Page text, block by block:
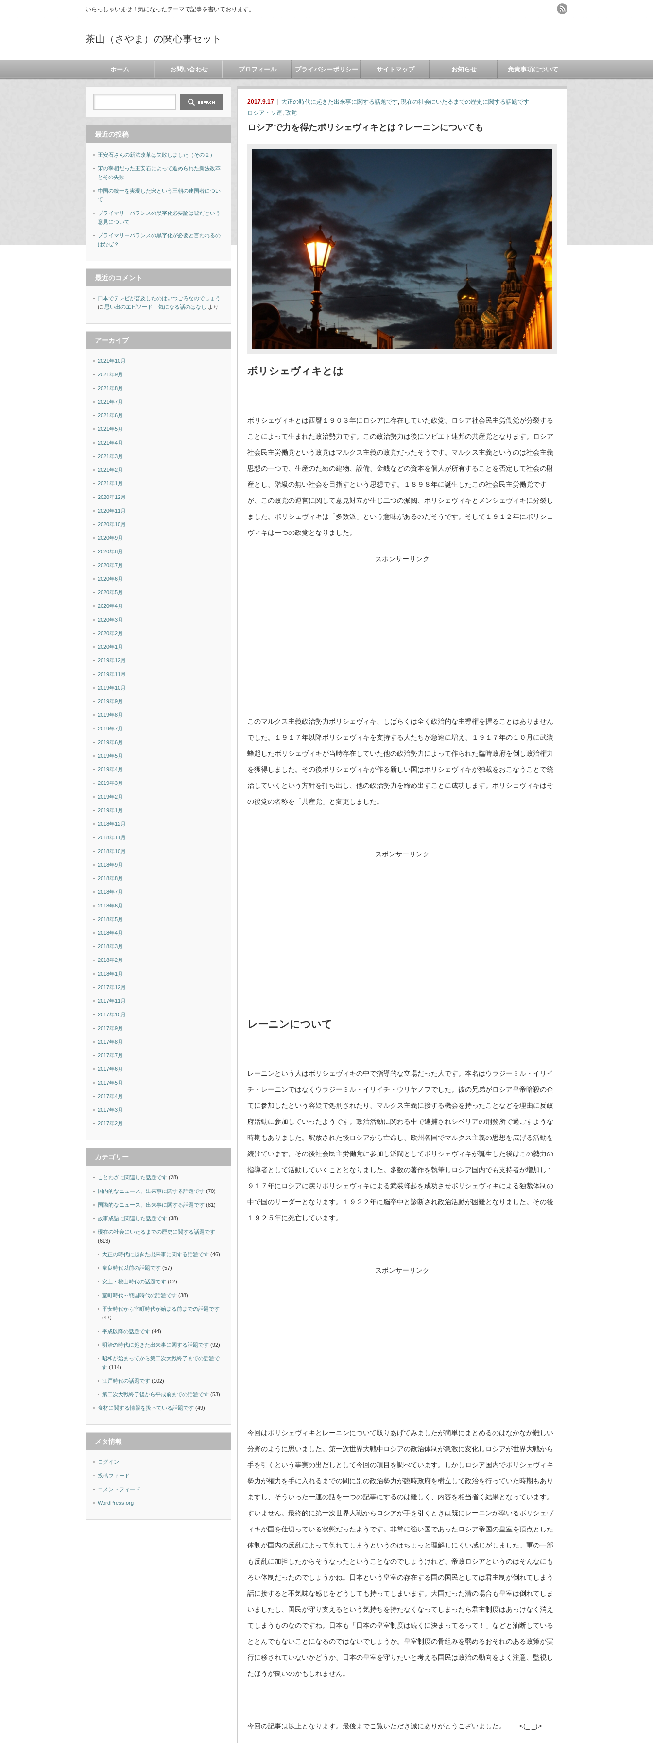
いらっしゃいませ！気になったテーマで記事を書いております。
茶山（さやま）の関心事セット
ホーム お問い合わせ プロフィール プライバシーポリシー サイトマップ お知らせ 免責事項について
2017.9.17 大正の時代に起きた出来事に関する話題です, 現在の社会にいたるまでの歴史に関する話題です
ロシア・ソ連, 政党
ロシアで力を得たボリシェヴィキとは？レーニンについても
ボリシェヴィキとは
ボリシェヴィキとは西暦１９０３年にロシアに存在していた政党、ロシア社会民主労働党が分裂する
ことによって生まれた政治勢力です。この政治勢力は後にソビエト連邦の共産党となります。ロシア
社会民主労働党という政党はマルクス主義の政党だったそうです。マルクス主義というのは社会主義
思想の一つで、生産のための建物、設備、金銭などの資本を個人が所有することを否定して社会の財
産とし、階級の無い社会を目指すという思想です。１８９８年に誕生したこの社会民主労働党です
が、この政党の運営に関して意見対立が生じ二つの派閥、ボリシェヴィキとメンシェヴィキに分裂し
ました。ボリシェヴィキは「多数派」という意味があるのだそうです。そして１９１２年にボリシェ
ヴィキは一つの政党となりました。
スポンサーリンク
このマルクス主義政治勢力ボリシェヴィキ、しばらくは全く政治的な主導権を握ることはありません
でした。１９１７年以降ボリシェヴィキを支持する人たちが急速に増え、１９１７年の１０月に武装
蜂起したボリシェヴィキが当時存在していた他の政治勢力によって作られた臨時政府を倒し政治権力
を獲得しました。その後ボリシェヴィキが作る新しい国はボリシェヴィキが独裁をおこなうことで統
治していくという方針を打ち出し、他の政治勢力を締め出すことに成功します。ボリシェヴィキはそ
の後党の名称を「共産党」と変更しました。
スポンサーリンク
レーニンについて
レーニンという人はボリシェヴィキの中で指導的な立場だった人です。本名はウラジーミル・イリイ
チ・レーニンではなくウラジーミル・イリイチ・ウリヤノフでした。彼の兄弟がロシア皇帝暗殺の企
てに参加したという容疑で処刑されたり、マルクス主義に接する機会を持ったことなどを理由に反政
府活動に参加していったようです。政治活動に関わる中で逮捕されシベリアの刑務所で過ごすような
時期もありました。釈放された後ロシアから亡命し、欧州各国でマルクス主義の思想を広げる活動を
続けています。その後社会民主労働党に参加し派閥としてボリシェヴィキが誕生した後はこの勢力の
指導者として活動していくこととなりました。多数の著作を執筆しロシア国内でも支持者が増加し１
９１７年にロシアに戻りボリシェヴィキによる武装蜂起を成功させボリシェヴィキによる独裁体制の
中で国のリーダーとなります。１９２２年に脳卒中と診断され政治活動が困難となりました。その後
１９２５年に死亡しています。
スポンサーリンク
今回はボリシェヴィキとレーニンについて取りあげてみましたが簡単にまとめるのはなかなか難しい
分野のように思いました。第一次世界大戦中ロシアの政治体制が急激に変化しロシアが世界大戦から
手を引くという事実の出だしとして今回の項目を調べています。しかしロシア国内でボリシェヴィキ
勢力が権力を手に入れるまでの間に別の政治勢力が臨時政府を樹立して政治を行っていた時期もあり
ますし、そういった一連の話を一つの記事にするのは難しく、内容を相当省く結果となっています。
すいません。最終的に第一次世界大戦からロシアが手を引くときは既にレーニンが率いるボリシェヴ
ィキが国を仕切っている状態だったようです。非常に強い国であったロシア帝国の皇室を頂点とした
体制が国内の反乱によって倒れてしまうというのはちょっと理解しにくい感じがしました。軍の一部
も反乱に加担したからそうなったということなのでしょうけれど、帝政ロシアというのはそんなにも
ろい体制だったのでしょうかね。日本という皇室の存在する国の国民としては君主制が倒れてしまう
話に接すると不気味な感じをどうしても持ってしまいます。大国だった清の場合も皇室は倒れてしま
いましたし、国民が守り支えるという気持ちを持たなくなってしまったら君主制度はあっけなく消え
てしまうものなのですね。日本も「日本の皇室制度は続くに決まってるって！」などと油断している
ととんでもないことになるのではないでしょうか。皇室制度の骨組みを弱めるおそれのある政策が実
行に移されていないかどうか、日本の皇室を守りたいと考える国民は政治の動向をよく注意、監視し
たほうが良いのかもしれません。
今回の記事は以上となります。最後までご覧いただき誠にありがとうございました。 <(_ _)>
最近の投稿
王安石さんの新法改革は失敗しました（その２）
宋の宰相だった王安石によって進められた新法改革
とその失敗
中国の統一を実現した宋という王朝の建国者につい
て
プライマリーバランスの黒字化必要論は嘘だという
意見について
プライマリーバランスの黒字化が必要と言われるの
はなぜ？
最近のコメント
日本でテレビが普及したのはいつごろなのでしょう
に 思い出のエピソード – 気になる話のはなし より
アーカイブ
2021年10月
2021年9月
2021年8月
2021年7月
2021年6月
2021年5月
2021年4月
2021年3月
2021年2月
2021年1月
2020年12月
2020年11月
2020年10月
2020年9月
2020年8月
2020年7月
2020年6月
2020年5月
2020年4月
2020年3月
2020年2月
2020年1月
2019年12月
2019年11月
2019年10月
2019年9月
2019年8月
2019年7月
2019年6月
2019年5月
2019年4月
2019年3月
2019年2月
2019年1月
2018年12月
2018年11月
2018年10月
2018年9月
2018年8月
2018年7月
2018年6月
2018年5月
2018年4月
2018年3月
2018年2月
2018年1月
2017年12月
2017年11月
2017年10月
2017年9月
2017年8月
2017年7月
2017年6月
2017年5月
2017年4月
2017年3月
2017年2月
カテゴリー
ことわざに関連した話題です (28)
国内的なニュース、出来事に関する話題です (70)
国際的なニュース、出来事に関する話題です (81)
故事成語に関連した話題です (38)
現在の社会にいたるまでの歴史に関する話題です
(613)
大正の時代に起きた出来事に関する話題です (46)
奈良時代以前の話題です (57)
安土・桃山時代の話題です (52)
室町時代～戦国時代の話題です (38)
平安時代から室町時代が始まる前までの話題です
(47)
平成以降の話題です (44)
明治の時代に起きた出来事に関する話題です (92)
昭和が始まってから第二次大戦終了までの話題で
す (114)
江戸時代の話題です (102)
第二次大戦終了後から平成前までの話題です (53)
食材に関する情報を扱っている話題です (49)
メタ情報
ログイン
投稿フィード
コメントフィード
WordPress.org